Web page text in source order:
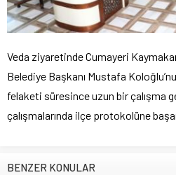
Veda ziyaretinde Cumayeri
Belediye Başkanı Mustafa
felaketi süresince uzun bir çalışma
çalışmalarında ilçe protokolüne
BENZER KONULAR